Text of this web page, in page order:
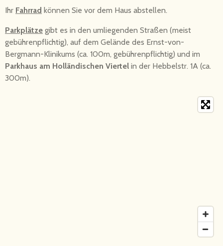
Ihr Fahrrad können Sie vor dem Haus abstellen.
Parkplätze gibt es in den umliegenden Straßen (meist
gebührenpflichtig), auf dem Gelände des Ernst-von-
Bergmann-Klinikums (ca. 100m, gebührenpflichtig) und im
Parkhaus am Holländischen Viertel in der Hebbelstr. 1A (ca.
300m).